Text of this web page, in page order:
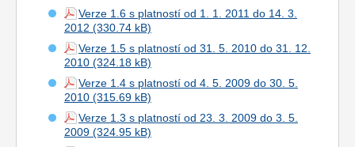
Verze 1.6 s platností od 1. 1. 2011 do 14. 3.
2012
Verze 1.5 s platností od 31. 5. 2010 do 31. 12.
2010
Verze 1.4 s platností od 4. 5. 2009 do 30. 5.
2010
Verze 1.3 s platností od 23. 3. 2009 do 3. 5.
2009